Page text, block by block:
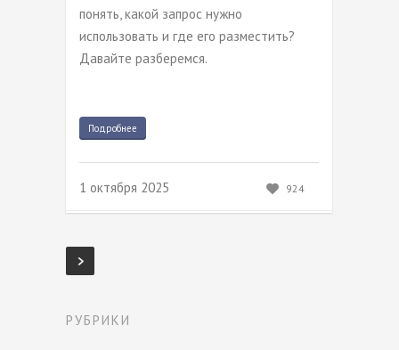
понять, какой запрос нужно
использовать и где его разместить?
Давайте разберемся.
Подробнее
1 октября 2025 924
РУБРИКИ